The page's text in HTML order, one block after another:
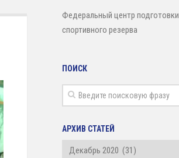
Федеральный центр подготовки
спортивного резерва
ПОИСК
АРХИВ СТАТЕЙ
Архив